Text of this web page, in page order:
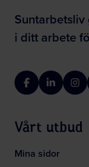
i ditt arbete
FacebookLinkedIn
Vårt utbud
Mina sidor